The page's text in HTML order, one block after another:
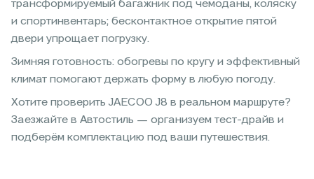
трансформируемый багажник под чемоданы, коляску
и спортинвентарь; бесконтактное открытие пятой
двери упрощает погрузку.
Зимняя готовность: обогревы по кругу и эффективный
климат помогают держать форму в любую погоду.
Хотите проверить JAECOO J8 в реальном маршруте?
Заезжайте в Автостиль — организуем тест-драйв и
подберём комплектацию под ваши путешествия.